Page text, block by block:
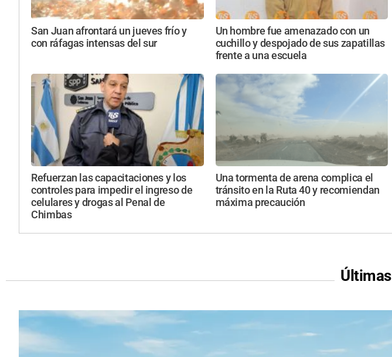
San Juan afrontará un jueves frío y
con ráfagas intensas del sur
Un hombre fue amenazado con un
cuchillo y despojado de sus zapatillas
frente a una escuela
Refuerzan las capacitaciones y los
controles para impedir el ingreso de
celulares y drogas al Penal de
Chimbas
Una tormenta de arena complica el
tránsito en la Ruta 40 y recomiendan
máxima precaución
Últimas